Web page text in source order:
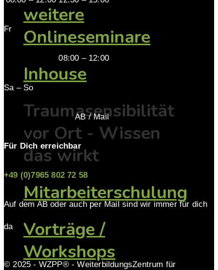
weitere
Onlineseminare
Inhouse
Traumasensibilität
vor Ort - Wissen
das wirkt
Mitarbeiterschulung
Vorträge /
Workshops
Fr
08:00 – 12:00
Sa – So
AB / Mail
Für Dich erreichbar
+49 (0)7965 802 72 58
Auf dem AB oder auch per Mail sind wir immer für dich
da
© 2025 - WZPP® - WeiterbildungsZentrum für